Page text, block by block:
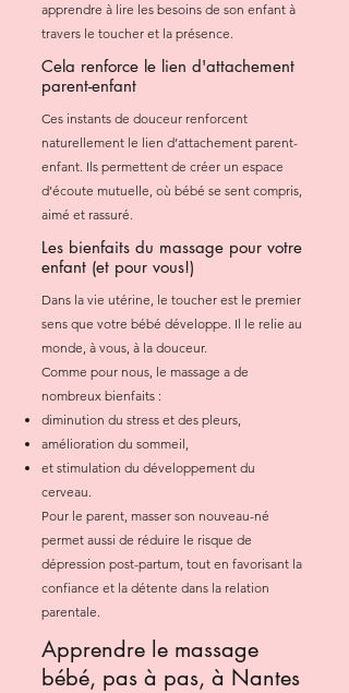
apprendre à lire les besoins de son enfant à
travers le toucher et la présence.
Cela renforce le lien d'attachement
parent-enfant
Ces instants de douceur renforcent
naturellement le lien d’attachement parent-
enfant. Ils permettent de créer un espace
d’écoute mutuelle, où bébé se sent compris,
aimé et rassuré.
Les bienfaits du massage pour votre
enfant (et pour vous!)
Dans la vie utérine, le toucher est le premier
sens que votre bébé développe. Il le relie au
monde, à vous, à la douceur.
Comme pour nous, le massage a de
nombreux bienfaits :
diminution du stress et des pleurs,
amélioration du sommeil,
et stimulation du développement du
cerveau.
Pour le parent, masser son nouveau-né
permet aussi de réduire le risque de
dépression post-partum, tout en favorisant la
confiance et la détente dans la relation
parentale.
Apprendre le massage
bébé, pas à pas, à Nantes